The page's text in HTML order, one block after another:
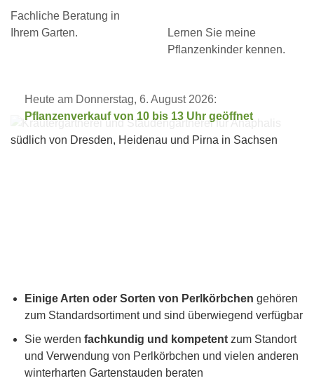
Fachliche Beratung in
Ihrem Garten.
Lernen Sie meine
Pflanzenkinder kennen.
Heute am Donnerstag, 6. August 2026:
Pflanzenverkauf von 10 bis 13 Uhr geöffnet
Einige Arten oder Sorten von Perlkörbchen gehören
zum Standardsortiment und sind überwiegend verfügbar
Sie werden fachkundig und kompetent zum Standort
und Verwendung von Perlkörbchen und vielen anderen
winterharten Gartenstauden beraten